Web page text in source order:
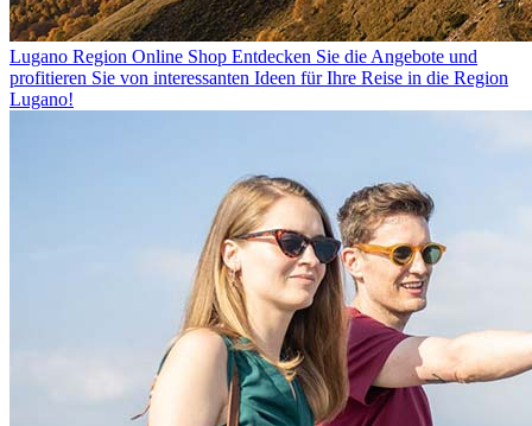
Lugano Region Online Shop Entdecken Sie die Angebote und
profitieren Sie von interessanten Ideen für Ihre Reise in die Region
Lugano!